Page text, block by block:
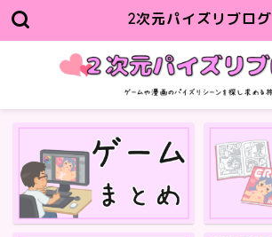
2次元パイズリブログ